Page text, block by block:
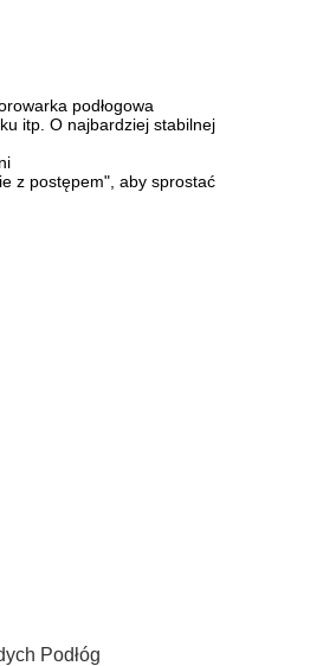
podłogowa
itp. O najbardziej stabilnej
z postępem", aby sprostać
Podłóg